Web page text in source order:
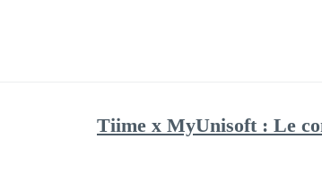
Tiime x MyUnisoft : Le